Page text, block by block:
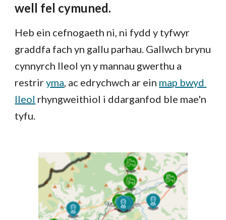
well fel cymuned.
Heb ein cefnogaeth ni, ni fydd y tyfwyr
graddfa fach yn gallu parhau. Gallwch brynu
cynnyrch lleol yn y mannau gwerthu a
restrir yma, ac edrychwch ar ein map bwyd
lleol rhyngweithiol i ddarganfod ble mae'n
tyfu.